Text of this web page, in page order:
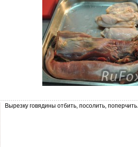
Вырезку говядины отбить, посолить, поперчить.